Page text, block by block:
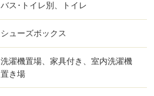
バス･トイレ別、トイレ
シューズボックス
洗濯機置場、家具付き、室内洗濯機
置き場